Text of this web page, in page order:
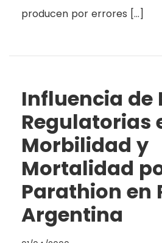
producen por errores […]
Influencia de
Regulatorias
Morbilidad y
Mortalidad
Parathion en
Argentina